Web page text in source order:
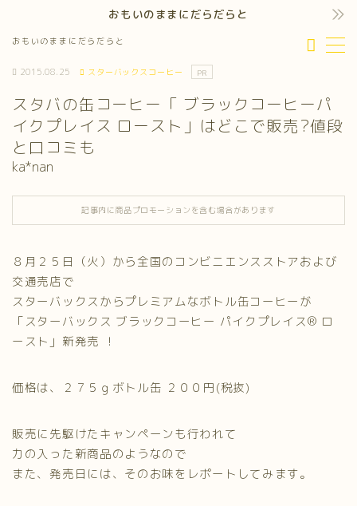
おもいのままにだらだらと
おもいのままにだらだらと
2015.08.25 スターバックスコーヒー PR
スタバの缶コーヒー「 ブラックコーヒーパ
イクプレイス ロースト」はどこで販売?値段
と口コミも
ka*nan
記事内に商品プロモーションを含む場合があります
８月２５日（火）から全国のコンビニエンスストアおよび
交通売店で
スターバックスからプレミアムなボトル缶コーヒーが
「スターバックス ブラックコーヒー パイクプレイス® ロ
ースト」新発売 ！
価格は、２７５ｇボトル缶 ２００円(税抜)
販売に先駆けたキャンペーンも行われて
力の入った新商品のようなので
また、発売日には、そのお味をレポートしてみます。